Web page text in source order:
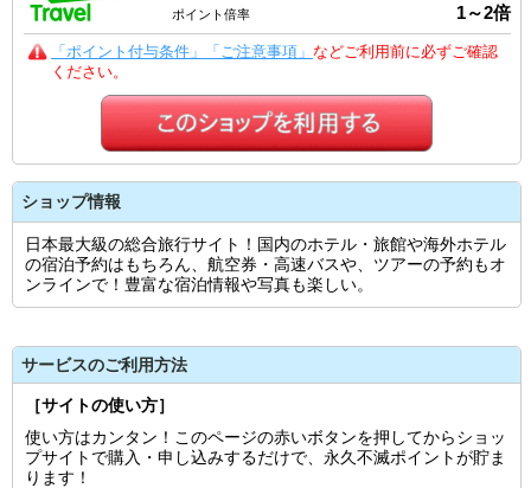
ポイント倍率 1～2倍
「ポイント付与条件」「ご注意事項」 などご利用前に必ずご確認
ください。
ショップ情報
日本最大級の総合旅行サイト！国内のホテル・旅館や海外ホテル
の宿泊予約はもちろん、航空券・高速バスや、ツアーの予約もオ
ンラインで！豊富な宿泊情報や写真も楽しい。
サービスのご利用方法
［サイトの使い方］
使い方はカンタン！このページの赤いボタンを押してからショッ
プサイトで購入・申し込みするだけで、永久不滅ポイントが貯ま
ります！